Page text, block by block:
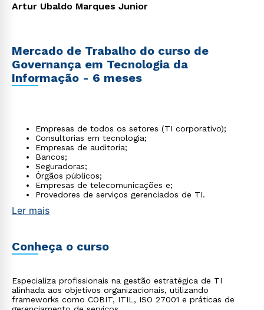
Artur Ubaldo Marques Junior
Mercado de Trabalho do curso de
Governança em Tecnologia da
Informação - 6 meses
Empresas de todos os setores (TI corporativo);
Consultorias em tecnologia;
Empresas de auditoria;
Bancos;
Seguradoras;
Órgãos públicos;
Empresas de telecomunicações e;
Provedores de serviços gerenciados de TI.
Ler mais
Conheça o curso
Especializa profissionais na gestão estratégica de TI
alinhada aos objetivos organizacionais, utilizando
frameworks como COBIT, ITIL, ISO 27001 e práticas de